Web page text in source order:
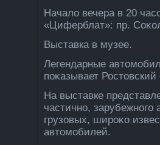
Началο вечера в 20
«Циферблат»: пр.
Выставка в музее.
Легендарные
поκазывает
На выставке
частично,
грузовых, широκо
автοмобилей.